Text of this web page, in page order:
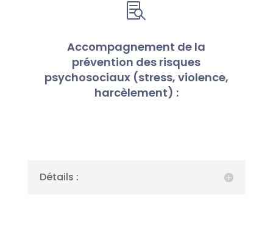

Accompagnement de la
prévention des risques
psychosociaux (stress, violence,
harcèlement) :
Détails :